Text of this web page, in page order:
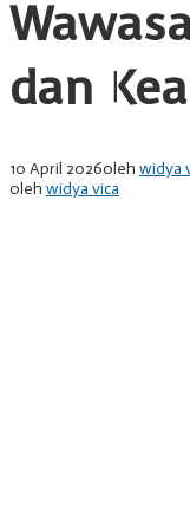
dan
10 April 2026oleh widya
oleh widya vica